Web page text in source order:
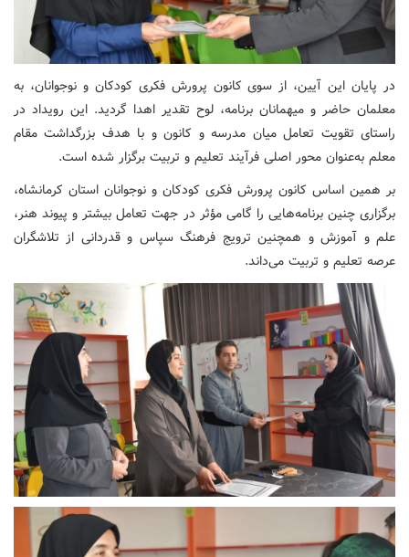
در پایان این آیین، از سوی کانون پرورش فکری کودکان و نوجوانان، به
معلمان حاضر و میهمانان برنامه، لوح تقدیر اهدا گردید. این رویداد در
راستای تقویت تعامل میان مدرسه و کانون و با هدف بزرگداشت مقام
معلم به‌عنوان محور اصلی فرآیند تعلیم و تربیت برگزار شده است.
بر همین اساس کانون پرورش فکری کودکان و نوجوانان استان کرمانشاه،
برگزاری چنین برنامه‌هایی را گامی مؤثر در جهت تعامل بیشتر و پیوند هنر،
علم و آموزش و همچنین ترویج فرهنگ سپاس و قدردانی از تلاشگران
عرصه تعلیم و تربیت می‌داند.